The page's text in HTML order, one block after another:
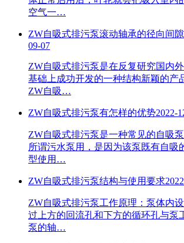
空气一…
ZW自吸式排污泵滚动轴承的径向间
09-07
ZW自吸式排污泵是在反复研究国内
基础上成功开发的一种结构新颖的产
ZW自吸…
ZW自吸式排污泵有怎样的优势2022-
ZW自吸式排污泵是一种常见的自吸
所谓污水泵用，是因为该泵既有自吸
型使用…
ZW自吸式排污泵结构与使用要求
ZW自吸式排污泵工作原理：泵体内
过上方的回流孔和下方的循环孔与泵
泵的轴…